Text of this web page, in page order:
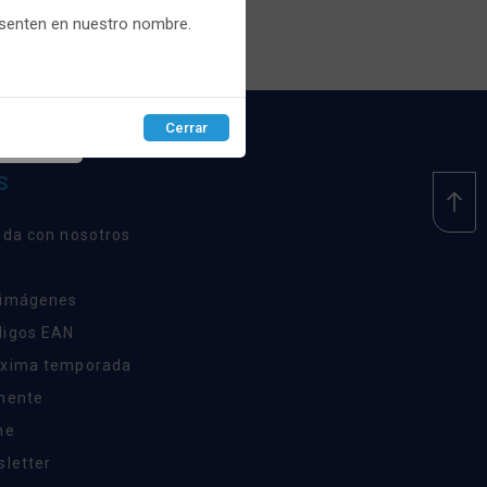
con nosotros
EAN
temporada
en nuestro nombre.
Cerrar